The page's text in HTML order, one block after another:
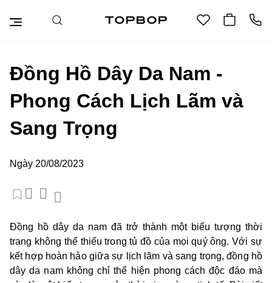
Đồng Hồ Dây Da Nam -
Phong Cách Lịch Lãm và
Sang Trọng
Ngày 20/08/2023
Đồng hồ dây da nam đã trở thành một biểu tượng thời
trang không thể thiếu trong tủ đồ của mọi quý ông. Với sự
kết hợp hoàn hảo giữa sự lịch lãm và sang trọng, đồng hồ
dây da nam không chỉ thể hiện phong cách độc đáo mà